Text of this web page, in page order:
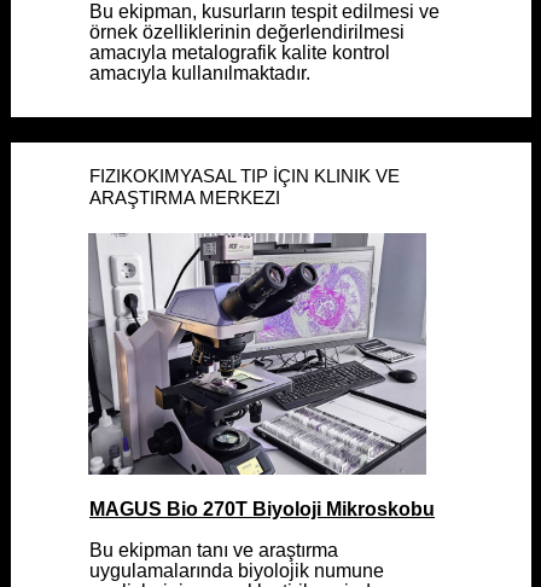
Bu ekipman, kusurların tespit edilmesi ve
örnek özelliklerinin değerlendirilmesi
amacıyla metalografik kalite kontrol
amacıyla kullanılmaktadır.
Bu ekipman, kusurların tespit edilmesi ve
örnek özelliklerinin değerlendirilmesi
amacıyla metalografik kalite kontrol
amacıyla kullanılmaktadır.
MAGUS Bio 270T Biyoloji Mikroskobu
Bu ekipman tanı ve araştırma
uygulamalarında biyolojik numune
FIZIKOKIMYASAL TIP İÇIN KLINIK VE
ARAŞTIRMA MERKEZI
MAGUS Bio 270T Biyoloji Mikroskobu
Bu ekipman tanı ve araştırma
uygulamalarında biyolojik numune
FIZIKOKIMYASAL TIP İÇIN KLINIK VE
ARAŞTIRMA MERKEZI